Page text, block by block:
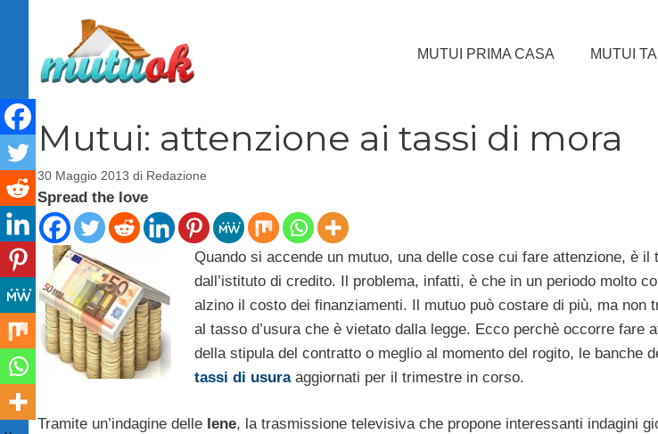
contenuto
MUTUI PRIMA CASA MUTUI
Mutui: attenzione ai tassi di mora
30 Maggio 2013 di Redazione
Spread the love
Quando si accende un mutuo, una delle cose cui fare attenzione, è il
dall’istituto di credito. Il problema, infatti, è che in un periodo molto
alzino il costo dei finanziamenti. Il mutuo può costare di più, ma non
al tasso d’usura che è vietato dalla legge. Ecco perchè occorre fare
della stipula del contratto o meglio al momento del rogito, le banche
tassi di usuraaggiornati per il trimestre in corso.
Tramite un’indagine delle Iene, la trasmissione televisiva che propone interessanti indagini